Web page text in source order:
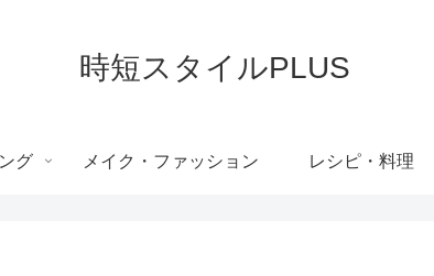
時短スタイルPLUS
グ メイク・ファッション レシピ・料理